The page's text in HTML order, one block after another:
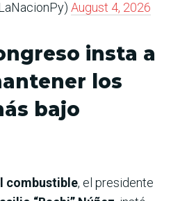
August 4, 2026
insta a
los
bajo
combustible, el presidente